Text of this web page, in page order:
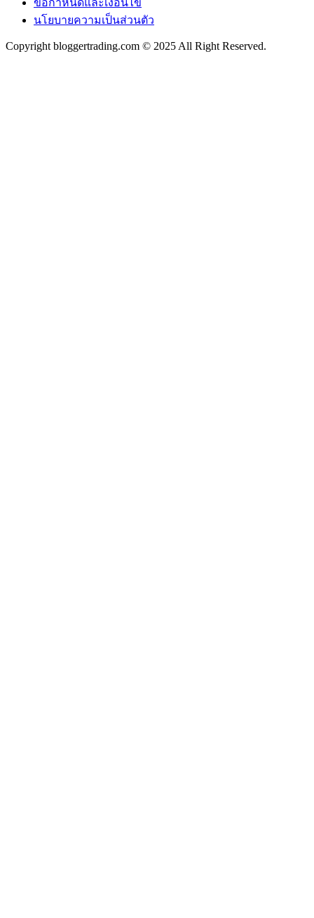
นโยบายความเป็นส่วนตัว
Copyright bloggertrading.com © 2025 All Right Reserved.